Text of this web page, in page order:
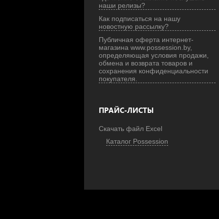
наши релизы?
Как подписаться на нашу
новостную рассылку?
Публичная оферта интернет-
магазина www.possession.by,
определяющая условия продажи,
обмена и возврата товаров и
сохранения конфиденциальности
покупателя.
ПРАЙС-ЛИСТЫ
Скачать файл Excel
Каталог Possession